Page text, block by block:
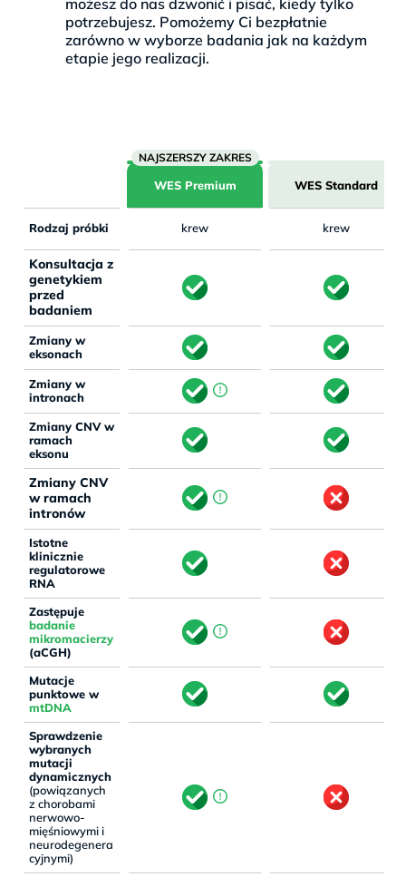
potrzebujesz. Pomożemy Ci bezpłatnie
zarówno w wyborze badania jak na każdym
etapie jego realizacji.
WES Premium WES Standard
Rodzaj próbki krew krew
Konsultacja z
genetykiem
przed
badaniem
Zmiany w
eksonach
Zmiany w
intronach
Zmiany CNV w
ramach
eksonu
Zmiany CNV
w ramach
intronów
Istotne
klinicznie
regulatorowe
RNA
Zastępuje
badanie
mikromacierzy
(aCGH)
Mutacje
punktowe w
mtDNA
Sprawdzenie
wybranych
mutacji
dynamicznych
(powiązanych
z chorobami
nerwowo-
mięśniowymi i
neurodegenera
cyjnymi)